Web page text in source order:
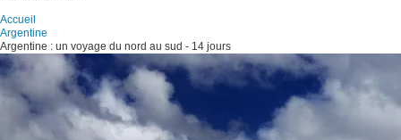
Accueil
Argentine
Argentine : un voyage du nord au sud - 14 jours